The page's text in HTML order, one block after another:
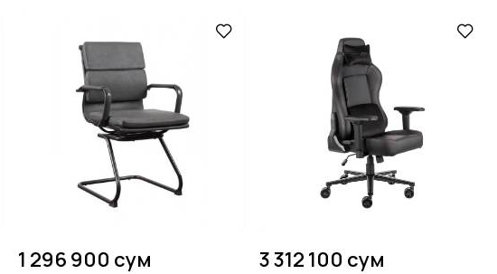
1 296 900 сум 3 312 100 сум